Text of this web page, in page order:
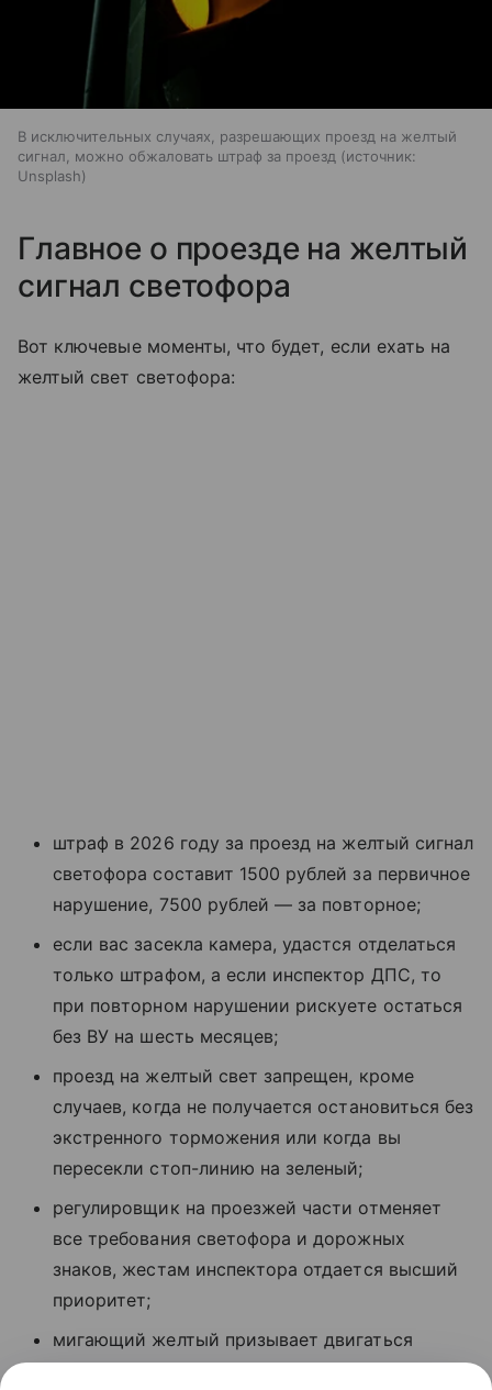
В исключительных случаях, разрешающих проезд на желтый
сигнал, можно обжаловать штраф за проезд
источник:
Unsplash
Главное о проезде на желтый
сигнал светофора
Вот ключевые моменты, что будет, если ехать на
желтый свет светофора:
штраф в 2026 году за проезд на желтый сигнал
светофора составит 1500 рублей за первичное
нарушение, 7500 рублей — за повторное;
если вас засекла камера, удастся отделаться
только штрафом, а если инспектор ДПС, то
при повторном нарушении рискуете остаться
без ВУ на шесть месяцев;
проезд на желтый свет запрещен, кроме
случаев, когда не получается остановиться без
экстренного торможения или когда вы
пересекли стоп-линию на зеленый;
регулировщик на проезжей части отменяет
все требования светофора и дорожных
знаков, жестам инспектора отдается высший
приоритет;
мигающий желтый призывает двигаться